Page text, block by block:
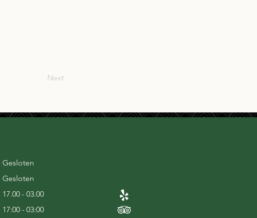
Next
Gesloten
Gesloten
17.00 - 03.00
17:00 - 03:00